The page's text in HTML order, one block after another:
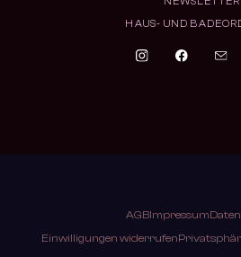
HAUS- UND
AGBImpressum
Einwilligungen widerrufen